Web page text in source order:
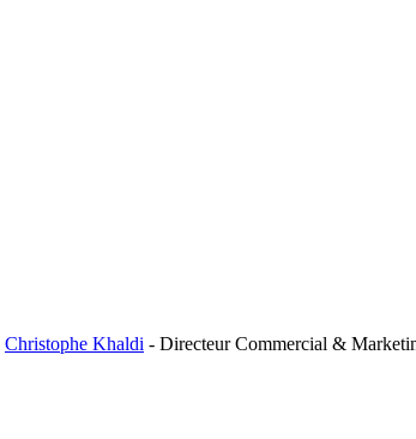
Christophe Khaldi - Directeur Commercial &